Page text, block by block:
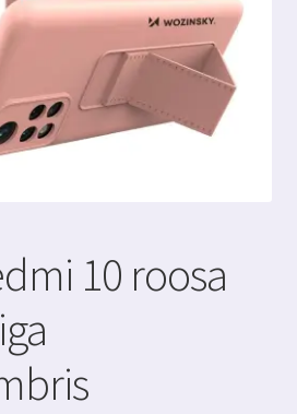
10 roosa